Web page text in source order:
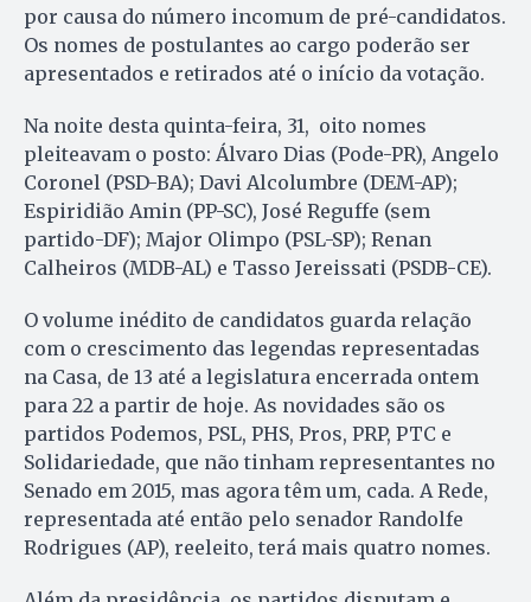
por causa do número incomum de pré-candidatos.
Os nomes de postulantes ao cargo poderão ser
apresentados e retirados até o início da votação.
Na noite desta quinta-feira, 31, oito nomes
pleiteavam o posto: Álvaro Dias (Pode-PR), Angelo
Coronel (PSD-BA); Davi Alcolumbre (DEM-AP);
Espiridião Amin (PP-SC), José Reguffe (sem
partido-DF); Major Olimpo (PSL-SP); Renan
Calheiros (MDB-AL) e Tasso Jereissati (PSDB-CE).
O volume inédito de candidatos guarda relação
com o crescimento das legendas representadas
na Casa, de 13 até a legislatura encerrada ontem
para 22 a partir de hoje. As novidades são os
partidos Podemos, PSL, PHS, Pros, PRP, PTC e
Solidariedade, que não tinham representantes no
Senado em 2015, mas agora têm um, cada. A Rede,
representada até então pelo senador Randolfe
Rodrigues (AP), reeleito, terá mais quatro nomes.